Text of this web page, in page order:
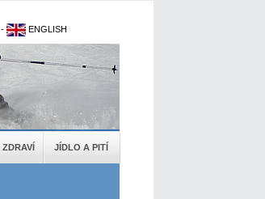
- ENGLISH
ZDRAVÍ JÍDLO A PITÍ